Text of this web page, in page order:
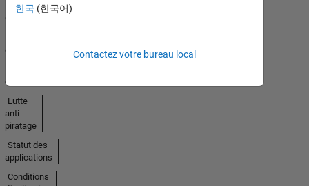
한국 (한국어)
Contactez votre bureau local
Trust
déposées
confidentialité
Lutte
anti-
piratage
Statut des
applications
Conditions